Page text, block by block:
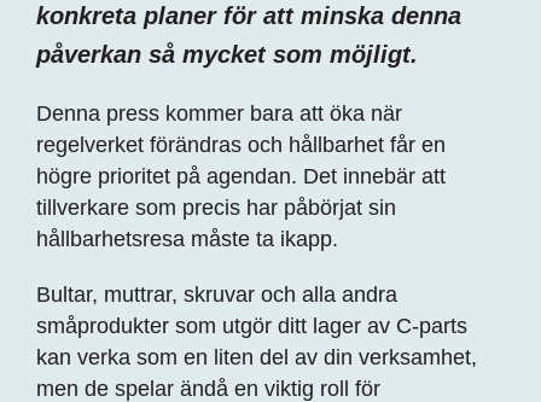
konkreta planer för att minska denna
påverkan så mycket som möjligt.
Denna press kommer bara att öka när
regelverket förändras och hållbarhet får en
högre prioritet på agendan. Det innebär att
tillverkare som precis har påbörjat sin
hållbarhetsresa måste ta ikapp.
Bultar, muttrar, skruvar och alla andra
småprodukter som utgör ditt lager av C-parts
kan verka som en liten del av din verksamhet,
men de spelar ändå en viktig roll för